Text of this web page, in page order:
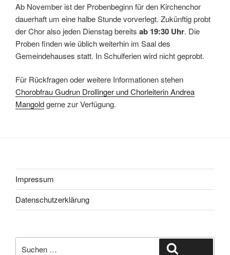
Ab November ist der Probenbeginn für den Kirchenchor
dauerhaft um eine halbe Stunde vorverlegt. Zukünftig probt
der Chor also jeden Dienstag bereits ab 19:30 Uhr. Die
Proben finden wie üblich weiterhin im Saal des
Gemeindehauses statt. In Schulferien wird nicht geprobt.
Für Rückfragen oder weitere Informationen stehen
Chorobfrau Gudrun Drollinger und Chorleiterin Andrea
Mangoldgerne zur Verfügung.
Impressum
Datenschutzerklärung